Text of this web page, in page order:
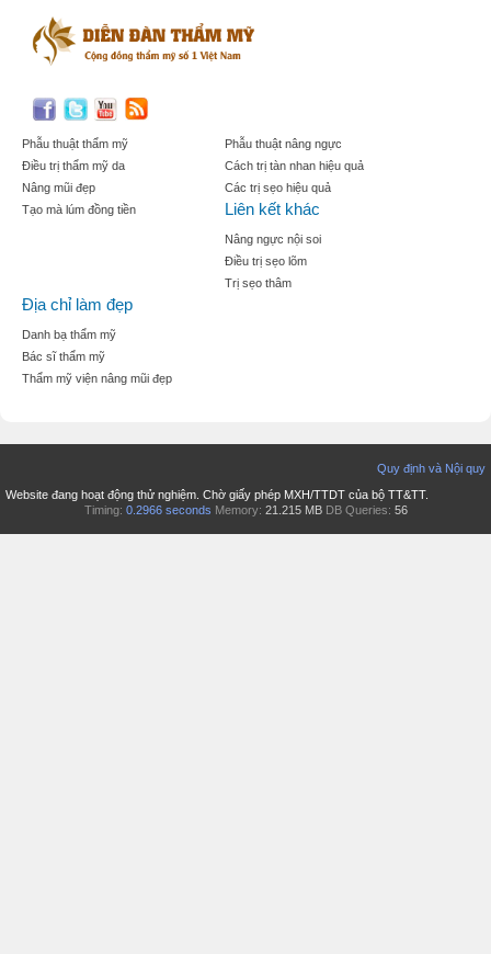
Phẫu thuật thẩm mỹ
Điều trị thẩm mỹ da
Nâng mũi đẹp
Tạo mà lúm đồng tiền
Phẫu thuật nâng ngực
Cách trị tàn nhan hiệu quả
Các trị sẹo hiệu quả
Liên kết khác
Nâng ngực nội soi
Điều trị sẹo lõm
Trị sẹo thâm
Địa chỉ làm đẹp
Danh bạ thẩm mỹ
Bác sĩ thẩm mỹ
Thẩm mỹ viện nâng mũi đẹp
Quy định và Nội quy
Website đang hoạt động thử nghiệm. Chờ giấy phép MXH/TTDT của bộ TT&TT.
Timing: 0.2966 seconds Memory: 21.215 MB DB Queries: 56